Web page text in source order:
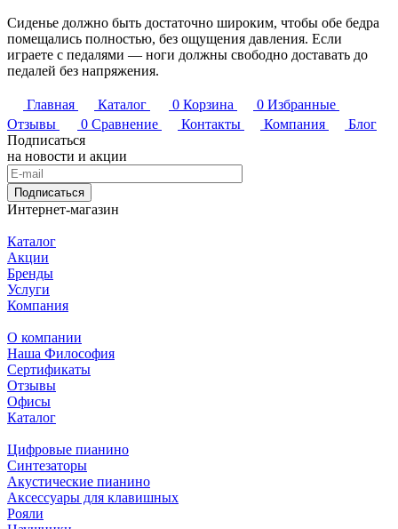
Сиденье должно быть достаточно широким, чтобы обе бедра
помещались полностью, без ощущения давления. Если
играете с педалями — ноги должны свободно доставать до
педалей без напряжения.
Главная Каталог 0 Корзина 0 Избранные
Отзывы
0 Сравнение Контакты Компания
Блог
Подписаться
на новости и акции
Подписаться
Интернет-магазин
Каталог
Акции
Бренды
Услуги
Компания
О компании
Наша Философия
Сертификаты
Отзывы
Офисы
Каталог
Цифровые пианино
Синтезаторы
Акустические пианино
Аксессуары для клавишных
Рояли